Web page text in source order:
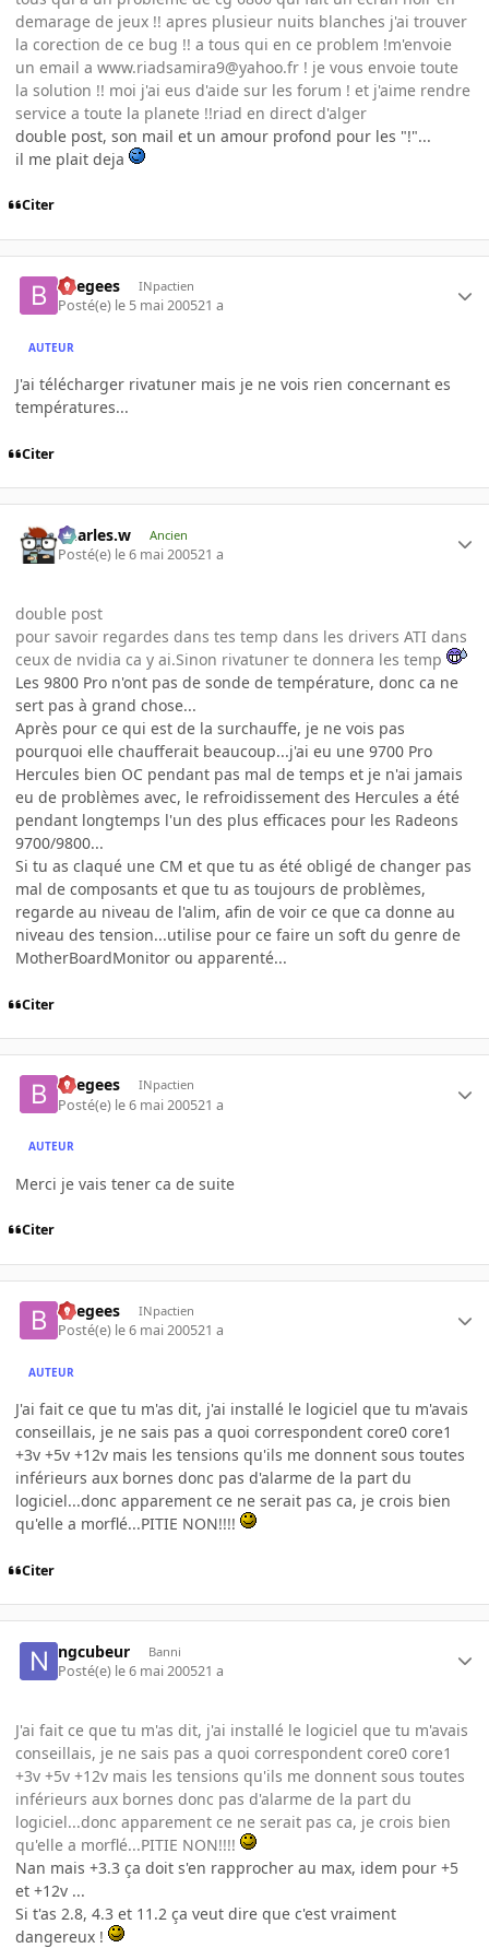
demarage de jeux !! apres plusieur nuits blanches j'ai trouver
la corection de ce bug !! a tous qui en ce problem !m'envoie
un email a www.riadsamira9@yahoo.fr ! je vous envoie toute
la solution !! moi j'ai eus d'aide sur les forum ! et j'aime rendre
service a toute la planete !!riad en direct d'alger
double post, son mail et un amour profond pour les "!"...
il me plait deja
Citer
beegees INpactien
Posté(e) le 5 mai 200521 a
AUTEUR
J'ai télécharger rivatuner mais je ne vois rien concernant es
températures...
Citer
Charles.w Ancien
Posté(e) le 6 mai 200521 a
double post
pour savoir regardes dans tes temp dans les drivers ATI dans
ceux de nvidia ca y ai.Sinon rivatuner te donnera les temp
Les 9800 Pro n'ont pas de sonde de température, donc ca ne
sert pas à grand chose...
Après pour ce qui est de la surchauffe, je ne vois pas
pourquoi elle chaufferait beaucoup...j'ai eu une 9700 Pro
Hercules bien OC pendant pas mal de temps et je n'ai jamais
eu de problèmes avec, le refroidissement des Hercules a été
pendant longtemps l'un des plus efficaces pour les Radeons
9700/9800...
Si tu as claqué une CM et que tu as été obligé de changer pas
mal de composants et que tu as toujours de problèmes,
regarde au niveau de l'alim, afin de voir ce que ca donne au
niveau des tension...utilise pour ce faire un soft du genre de
MotherBoardMonitor ou apparenté...
Citer
beegees INpactien
Posté(e) le 6 mai 200521 a
AUTEUR
Merci je vais tener ca de suite
Citer
beegees INpactien
Posté(e) le 6 mai 200521 a
AUTEUR
J'ai fait ce que tu m'as dit, j'ai installé le logiciel que tu m'avais
conseillais, je ne sais pas a quoi correspondent core0 core1
+3v +5v +12v mais les tensions qu'ils me donnent sous toutes
inférieurs aux bornes donc pas d'alarme de la part du
logiciel...donc apparement ce ne serait pas ca, je crois bien
qu'elle a morflé...PITIE NON!!!!
Citer
ngcubeur Banni
Posté(e) le 6 mai 200521 a
J'ai fait ce que tu m'as dit, j'ai installé le logiciel que tu m'avais
conseillais, je ne sais pas a quoi correspondent core0 core1
+3v +5v +12v mais les tensions qu'ils me donnent sous toutes
inférieurs aux bornes donc pas d'alarme de la part du
logiciel...donc apparement ce ne serait pas ca, je crois bien
qu'elle a morflé...PITIE NON!!!!
Nan mais +3.3 ça doit s'en rapprocher au max, idem pour +5
et +12v ...
Si t'as 2.8, 4.3 et 11.2 ça veut dire que c'est vraiment
dangereux !